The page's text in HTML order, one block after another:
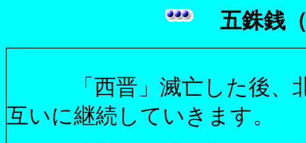
五銖銭
「西晋」滅亡した後、北
互いに継続していきます。